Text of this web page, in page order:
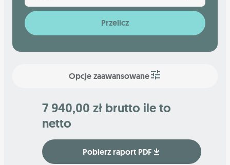
Przelicz
Opcje zaawansowane
7 940,00 zł brutto ile to
netto
Pobierz raport PDF